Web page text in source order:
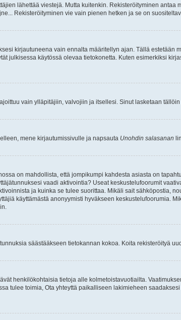
lähettää viestejä. Mutta kuitenkin. Rekisteröityminen antaa
Rekisteröityminen vie vain pienen hetken ja se on
kirjautuneena vain ennalta määritellyn ajan. Tällä estetään
käytössä olevaa tietokonetta. Kuten esimerkiksi
vain ylläpitäjiin, valvojiin ja itsellesi. Sinut lasketaan
mene kirjautumissivulle ja napsauta Unohdin salasanan
on mahdollista, että jompikumpi kahdesta asiasta on
vaadi aktivointia? Useat keskustelufoorumit
ja kuinka se tulee suorittaa. Mikäli sait sähköpostia,
käyttämästä anonyymisti hyväkseen keskustelufoorumia.
säästääkseen tietokannan kokoa. Koita rekisteröityä
henkilökohtaisia tietoja alle kolmetoistavuotiailta.
tulee toimia, Ota yhteyttä paikalliseen lakimieheen